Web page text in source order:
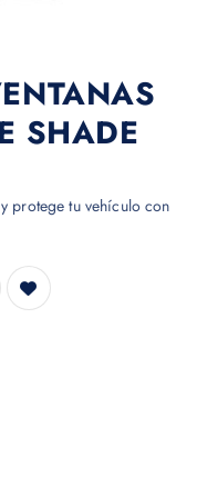
SHADE
protege tu vehículo con
SHADE cantidad